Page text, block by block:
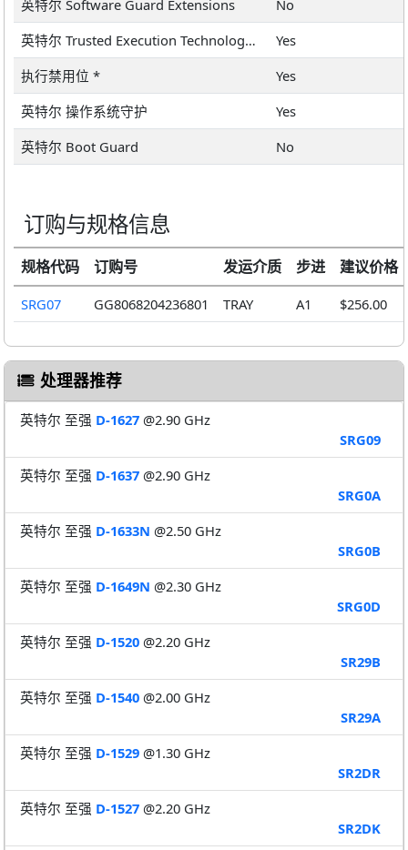
英特尔 Software Guard Extensions
No
英特尔 Trusted Execution Technology *
Yes
执行禁用位 *
Yes
英特尔 操作系统守护
Yes
英特尔 Boot Guard
No
订购与规格信息
规格代码 订购号 发运介质 步进 建议价格
SRG07 GG8068204236801 TRAY A1 $256.00
处理器推荐
英特尔 至强 D-1627 @2.90 GHz
SRG09
英特尔 至强 D-1637 @2.90 GHz
SRG0A
英特尔 至强 D-1633N @2.50 GHz
SRG0B
英特尔 至强 D-1649N @2.30 GHz
SRG0D
英特尔 至强 D-1520 @2.20 GHz
SR29B
英特尔 至强 D-1540 @2.00 GHz
SR29A
英特尔 至强 D-1529 @1.30 GHz
SR2DR
英特尔 至强 D-1527 @2.20 GHz
SR2DK